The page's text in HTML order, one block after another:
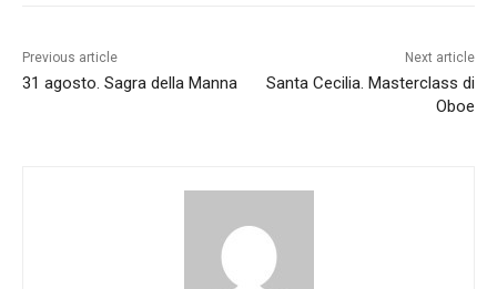
Previous article
31 agosto. Sagra della Manna
Next article
Santa Cecilia. Masterclass di
Oboe